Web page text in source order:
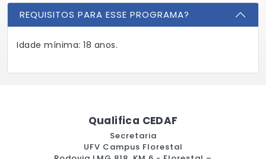
REQUISITOS PARA ESSE PROGRAMA?
Idade mínima: 18 anos.
Qualifica CEDAF
Secretaria
UFV Campus Florestal